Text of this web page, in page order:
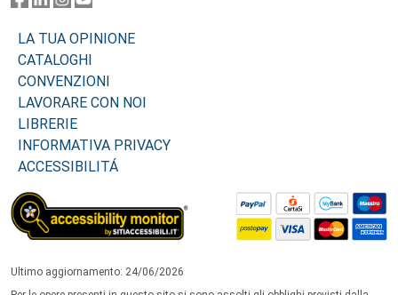
LA TUA OPINIONE
CATALOGHI
CONVENZIONI
LAVORARE CON NOI
LIBRERIE
INFORMATIVA PRIVACY
ACCESSIBILITÁ
Ultimo aggiornamento: 24/06/2026